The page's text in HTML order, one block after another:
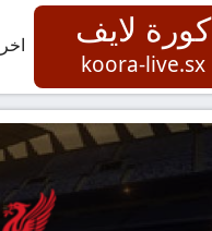
كورة لايف
koora-live.sx
اخر